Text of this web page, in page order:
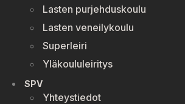
Lasten purjehduskoulu
Lasten veneilykoulu
Superleiri
Yläkoululeiritys
SPV
Yhteystiedot